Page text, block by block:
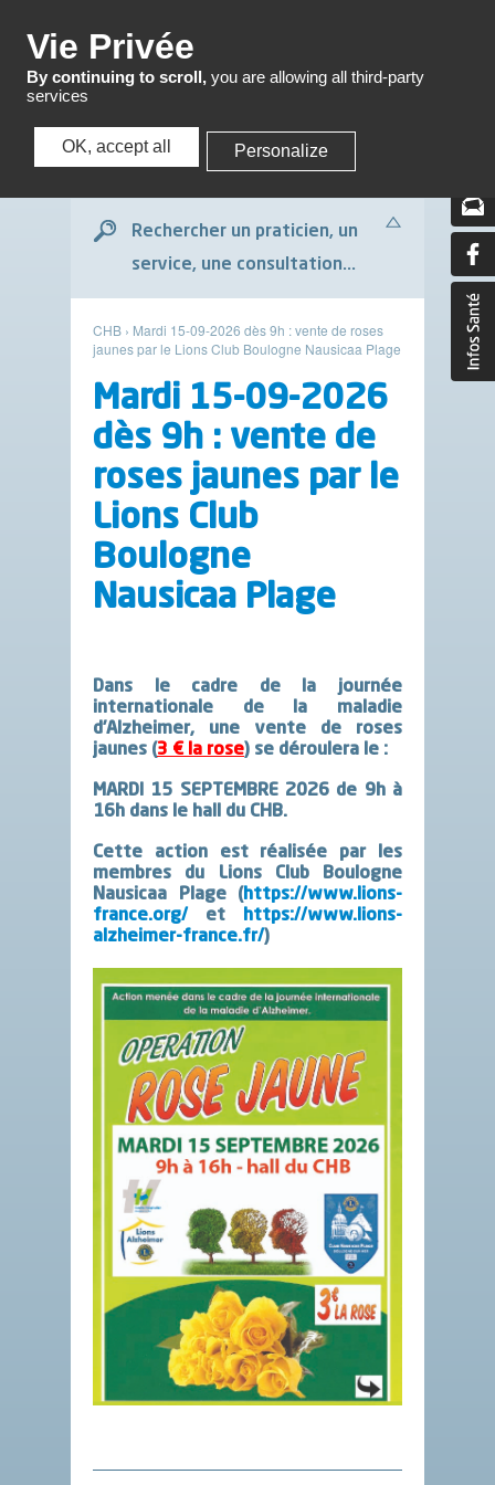
Menu
Rechercher un praticien, un
service, une consultation...
CHB › Mardi 15-09-2026 dès 9h : vente de roses
jaunes par le Lions Club Boulogne Nausicaa Plage
Mardi 15-09-2026
dès 9h : vente de
roses jaunes par le
Lions Club
Boulogne
Nausicaa Plage
Dans le cadre de la journée
internationale de la maladie
d’Alzheimer, une vente de roses
jaunes (3 € la rose) se déroulera le :
MARDI 15 SEPTEMBRE 2026 de 9h à
16h dans le hall du CHB.
Cette action est réalisée par les
membres du Lions Club Boulogne
Nausicaa Plage (https://www.lions-
france.org/ et https://www.lions-
alzheimer-france.fr/)
Vie Privée
By continuing to scroll, you are allowing all third-party
services
OK, accept all Personalize